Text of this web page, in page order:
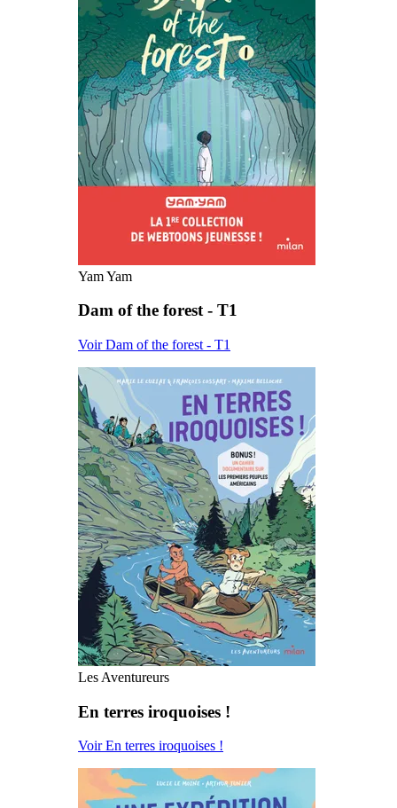
Yam Yam
Dam of the forest - T1
Voir Dam of the forest - T1
Les Aventureurs
En terres iroquoises !
Voir En terres iroquoises !